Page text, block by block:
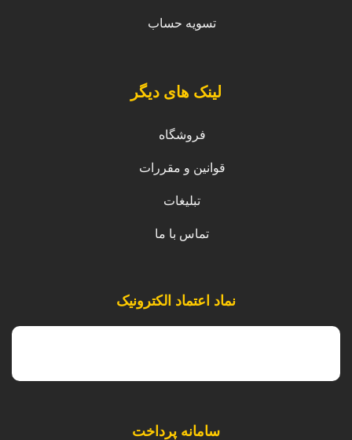
تسویه حساب
لینک های دیگر
فروشگاه
قوانین و مقررات
تبلیغات
تماس با ما
نماد اعتماد الکترونیک
سامانه پرداخت